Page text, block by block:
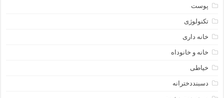
پوست
تکنولوژی
خانه داری
خانه و خانوداه
خیاطی
دسبنددخترانه